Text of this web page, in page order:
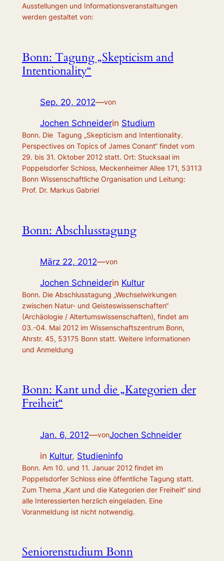
Ausstellungen und Informationsveranstaltungen
werden gestaltet von:
Bonn: Tagung „Skepticism and
Intentionality“
Sep. 20, 2012—von
Jochen Schneiderin Studium
Bonn. Die Tagung „Skepticism and Intentionality.
Perspectives on Topics of James Conant“ findet vom
29. bis 31. Oktober 2012 statt. Ort: Stucksaal im
Poppelsdorfer Schloss, Meckenheimer Allee 171, 53113
Bonn Wissenschaftliche Organisation und Leitung:
Prof. Dr. Markus Gabriel
Bonn: Abschlusstagung
März 22, 2012—von
Jochen Schneiderin Kultur
Bonn. Die Abschlusstagung „Wechselwirkungen
zwischen Natur- und Geisteswissenschaften“
(Archäologie / Altertumswissenschaften), findet am
03.-04. Mai 2012 im Wissenschaftszentrum Bonn,
Ahrstr. 45, 53175 Bonn statt. Weitere Informationen
und Anmeldung
Bonn: Kant und die „Kategorien der
Freiheit“
Jan. 6, 2012—vonJochen Schneider
in Kultur, Studieninfo
Bonn. Am 10. und 11. Januar 2012 findet im
Poppelsdorfer Schloss eine öffentliche Tagung statt.
Zum Thema „Kant und die Kategorien der Freiheit“ sind
alle Interessierten herzlich eingeladen. Eine
Voranmeldung ist nicht notwendig.
Seniorenstudium Bonn